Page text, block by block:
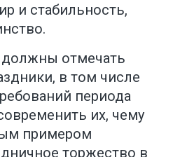
и стабильность,
отмечать
в том числе
периода
их, чему
примером
торжество в